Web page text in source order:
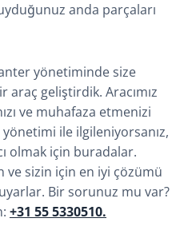
anda parçaları
yönetiminde size
araç geliştirdik. Aracımız
ve muhafaza etmenizi
ile ilgileniyorsanız,
olmak için buradalar.
sizin için en iyi çözümü
Bir sorunuz mu var?
+31 55 5330510.